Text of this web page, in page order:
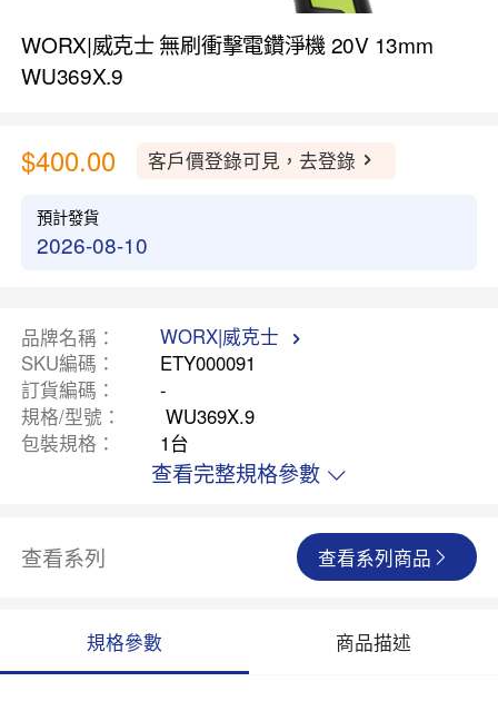
WORX|威克士 無刷衝擊電鑽淨機 20V 13mm
WU369X.9
$400.00 客戶價登錄可見，去登錄
預計發貨
2026-08-10
品牌名稱
WORX|威克士
SKU編碼
ETY000091
訂貨編碼
-
規格/型號
WU369X.9
包裝規格
1台
查看完整規格參數
查看系列 查看系列商品
規格參數 商品描述